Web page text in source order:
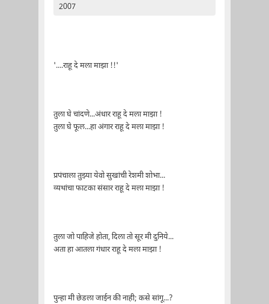
2007
'....राहू दे मला माझा !!'
तुला घे चांदणे...अंधार राहू दे मला माझा !
तुला घे फूल...हा अंगार राहू दे मला माझा !
प्रपंचाला तुझ्या येवो सुखांची रेशमी शोभा...
व्यथांचा फाटका संसार राहू दे मला माझा !
तुला जो पाहिजे होता, दिला तो सूर मी दुनिये...
अता हा आतला गंधार राहू दे मला माझा !
पुन्हा मी छेडला जाईन की नाही; कसे सांगू...?